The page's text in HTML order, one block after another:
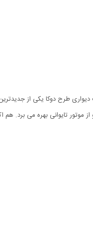
طرح دوکا یکی از
تایوانی بهره می برد. هم اکنون می توانید ساعت دیواری طرح دوکا